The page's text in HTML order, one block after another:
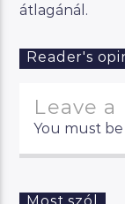
átlagánál.
Reader's
Leave a
You must be